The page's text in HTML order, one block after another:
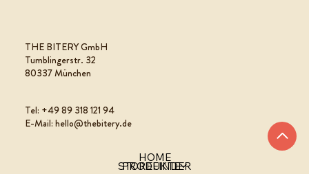
THE BITERY GmbH
Tumblingerstr. 32
80337 München
Tel: +49 89 318 121 94
E-Mail: hello@thebitery.de
HOME
PRODUKTE
STOREFINDER